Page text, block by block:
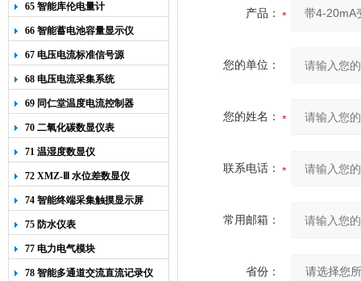
65 智能库伦电量计
66 智能蓄电池容量显示仪
67 电压电流标准信号源
68 电压电流采集系统
69 同仁堂温度电流控制器
70 二氧化碳数显仪表
71 温湿度数显仪
72 XMZ-Ⅲ 水位差数显仪
74 智能终端采集触摸显示屏
75 防水仪表
77 电力电气模块
78 智能多通道交流直流记录仪
产品：
您的单位：
您的姓名：
联系电话：
常用邮箱：
省份：